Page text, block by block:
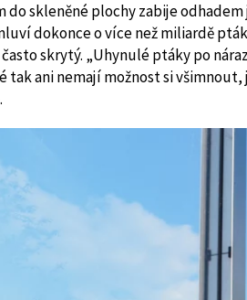
do skleněné plochy zabije
dokonce o více než miliardě
skrytý. „Uhynulé ptáky po
tak ani nemají možnost si